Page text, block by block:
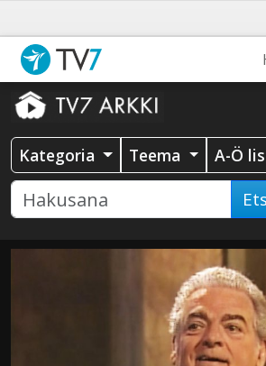
Kategoria Teema A-Ö